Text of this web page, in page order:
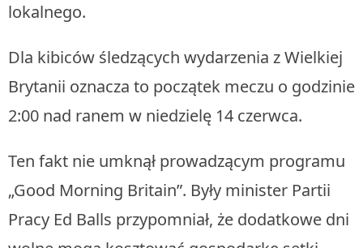
lokalnego.
Dla kibiców śledzących wydarzenia z Wielkiej
Brytanii oznacza to początek meczu o godzinie
2:00 nad ranem w niedzielę 14 czerwca.
Ten fakt nie umknął prowadzącym programu
„Good Morning Britain”. Były minister Partii
Pracy Ed Balls przypomniał, że dodatkowe dni